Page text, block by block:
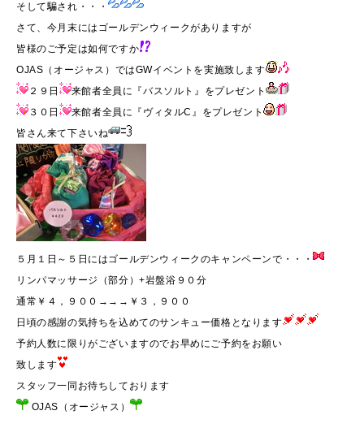
そして騙され・・・
さて、今月末にはゴールデンウィークがありますが
皆様のご予定は如何ですか
OJAS（オージャス）ではGWイベントを実施致します
２９日
来館者全員に『バスソルト』をプレゼント
３０日
来館者全員に『ヴィタルC』をプレゼント
皆さん来て下さいね
５月１日～５日にはゴールデンウィークのキャンペーンで・・・
リンパマッサージ（部分）+岩盤浴９０分
通常￥４，９００→→→￥３，９００
日頃の感謝の気持ちを込めてのサンキュー価格となります
予約人数に限りがございますのでお早めにご予約をお願い
致します
スタッフ一同お待ちしております
OJAS（オージャス）